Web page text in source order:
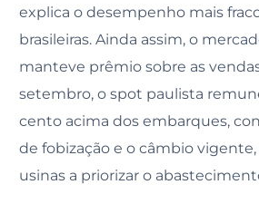
explica o desempenho mais
brasileiras. Ainda assim, o
manteve prêmio sobre as
setembro, o spot paulista
cento acima dos embarques,
de fobização e o câmbio
usinas a priorizar o